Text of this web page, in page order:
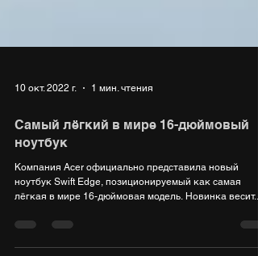
10 окт. 2022 г. 1 мин. чтения
ноутбук
Компания Acer официально представила новый
лёгкая в мире 16-дюймовая модель. Новинка весит...